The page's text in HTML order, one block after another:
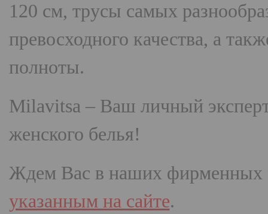
120 см, трусы самых
превосходного качества, а
полноты.
Milavitsa – Ваш личный
женского белья!
Ждем Вас в наших фирменных
указанным на сайте.